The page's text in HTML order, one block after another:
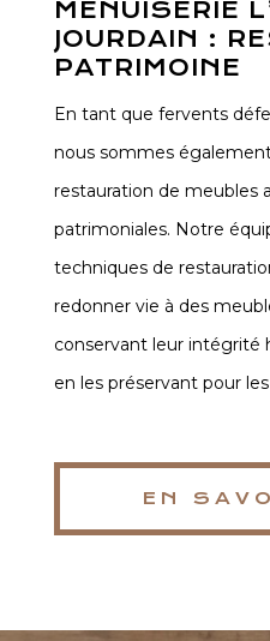
MENUISERIE
JOURDAIN :
PATRIMOINE
En tant que fervents
nous sommes
restauration de meubles
patrimoniales. Notre
techniques de
redonner vie à des
conservant leur
en les préservant pour
EN